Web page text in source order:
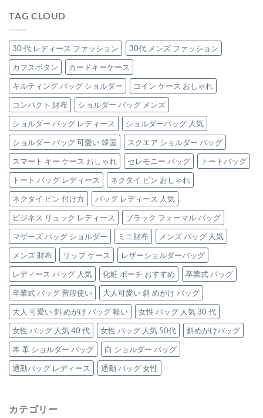
ャ
ト
バ
ッ
グ
の
魅
力
は
う、
格
グ
レ
ー
ジ
ュ
（エ
ト
ー
プ）
の
本
革
バ
ッ
グ
3
選
は
る
「本
革
ク
ラ
ッ
チ
バ
ッ
グ」
は
女
毎
日
の
通
勤
を
格
上
げ
す
る、
大
人
愛
い
「極
上
本
革
ト
ー
ト
バ
ッ
グ」
3
選
は
TAG CLOUD
30 代 レディース ファッション
30代 メンズ ファッション
カフスボタン
カードキーケース
キルティング バッグ ショルダー
コイン ケース おしゃれ
コンパクト 財布
ショルダー バッグ メンズ
ショルダー バッグ レディース
ショルダーバッグ 人気
ショルダー バッグ 可愛い 韓国
スクエア ショルダー バッグ
スマート キー ケース おしゃれ
セレモニー バッグ
トートバッグ
トート バッグ レディース
ネクタイ ピン おしゃれ
ネクタイ ピン 付け方
バッグ レディース 人気
ビジネス リュック レディース
ブラック フォーマル バッグ
マザーズ バッグ ショルダー
ミニ財布
メンズ バッグ 人気
メンズ 財布
リップ ケース
レザーショルダーバッグ
レディース バッグ 人気
化粧 ポーチ おすすめ
卒業式 バッグ
卒業式 バッグ 普段使い
大人可愛い 斜 めがけ バッグ
大人 可愛い 斜 めがけ バッグ 軽い
女性 バッグ 人気 30 代
女性 バッグ 人気 40 代
女性 バッグ 人気 50代
斜めがけバッグ
本 革 ショルダー バッグ
白 ショルダー バッグ
通勤バッグ レディース
通勤 バッグ 女性
カテゴリー